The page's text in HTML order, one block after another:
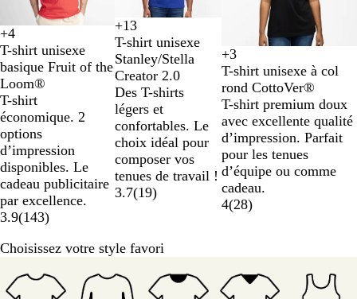
N
o
i
r
B
l
a
n
c
O
r
a
n
g
e
B
l
e
u
r
o
i
+4
T-shirt unisexe
basique Fruit of the
Loom®
T-shirt
économique. 2
options
d’impression
disponibles. Le
cadeau publicitaire
par excellence.
3.9(143)
S
a
b
l
e
J
a
u
n
e
o
r
a
n
g
é
K
a
k
i
B
l
e
u
c
y
a
n
+13
T-shirt unisexe
Stanley/Stella
Creator 2.0
Des T-shirts
légers et
confortables. Le
choix idéal pour
composer vos
tenues de travail !
3.7(19)
B
l
a
n
c
N
o
i
r
B
l
e
u
m
a
r
i
n
e
B
l
e
u
r
o
i
+3
T-shirt unisexe à col
rond CottoVer®
T-shirt premium doux
avec excellente qualité
d’impression. Parfait
pour les tenues
d’équipe ou comme
cadeau.
4(28)
Choisissez votre style favori